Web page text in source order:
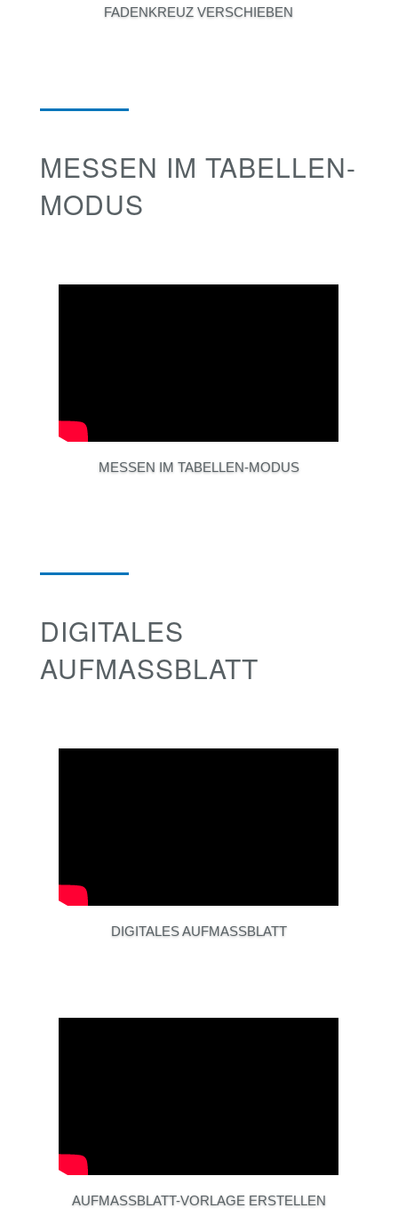
FADENKREUZ VERSCHIEBEN
MESSEN IM TABELLEN-
MODUS
MESSEN IM TABELLEN-MODUS
DIGITALES
AUFMASSBLATT
DIGITALES AUFMASSBLATT
AUFMASSBLATT-VORLAGE ERSTELLEN